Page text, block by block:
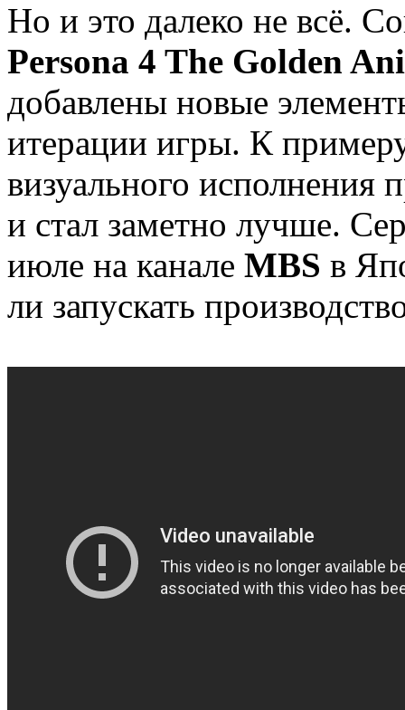
Но и это далеко не всё.
Persona 4 The Golden
добавлены новые
итерации игры. К
визуального исполнения
и стал заметно лучше.
июле на канале MBS в
ли запускать